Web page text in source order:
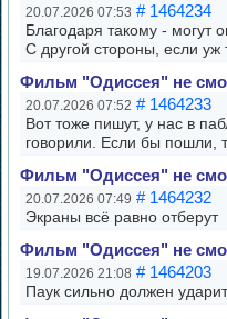
20.07.2026 07:53 # 1464234
Благодаря такому - могут
С другой стороны, если уж
Фильм "Одиссея" не
20.07.2026 07:52 # 1464233
Вот тоже пишут, у нас в
говорили. Если бы пошли,
Фильм "Одиссея" не
20.07.2026 07:49 # 1464232
Экраны всё равно отберут
Фильм "Одиссея" не
19.07.2026 21:08 # 1464203
Паук сильно должен